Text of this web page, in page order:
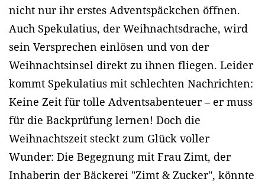
nicht nur ihr erstes Adventspäckchen öffnen.
Auch Spekulatius, der Weihnachtsdrache, wird
sein Versprechen einlösen und von der
Weihnachtsinsel direkt zu ihnen fliegen. Leider
kommt Spekulatius mit schlechten Nachrichten:
Keine Zeit für tolle Adventsabenteuer – er muss
für die Backprüfung lernen! Doch die
Weihnachtszeit steckt zum Glück voller
Wunder: Die Begegnung mit Frau Zimt, der
Inhaberin der Bäckerei "Zimt & Zucker", könnte